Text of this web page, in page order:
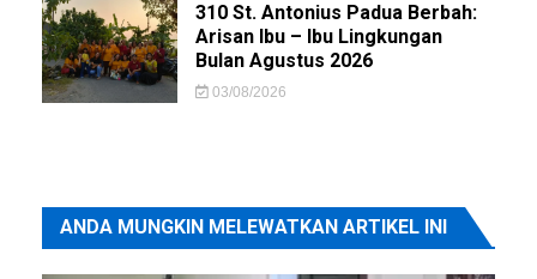
310 St. Antonius Padua Berbah:
Arisan Ibu – Ibu Lingkungan
Bulan Agustus 2026
03/08/2026
ANDA MUNGKIN MELEWATKAN ARTIKEL INI